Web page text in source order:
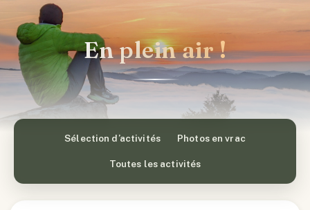
En plein air !
Sélection d’activités Photos en vrac
Toutes les activités